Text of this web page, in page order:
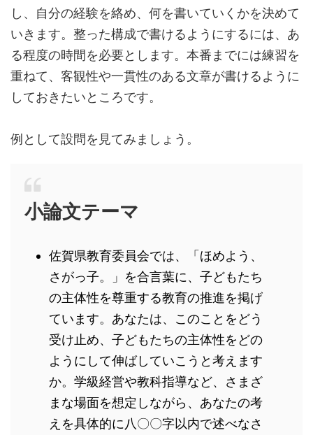
し、自分の経験を絡め、何を書いていくかを決めて
いきます。整った構成で書けるようにするには、あ
る程度の時間を必要とします。本番までには練習を
重ねて、客観性や一貫性のある文章が書けるように
しておきたいところです。
例として設問を見てみましょう。
小論文テーマ
佐賀県教育委員会では、「ほめよう、
さがっ子。」を合言葉に、子どもたち
の主体性を尊重する教育の推進を掲げ
ています。あなたは、このことをどう
受け止め、子どもたちの主体性をどの
ようにして伸ばしていこうと考えます
か。学級経営や教科指導など、さまざ
まな場面を想定しながら、あなたの考
えを具体的に八〇〇字以内で述べなさ